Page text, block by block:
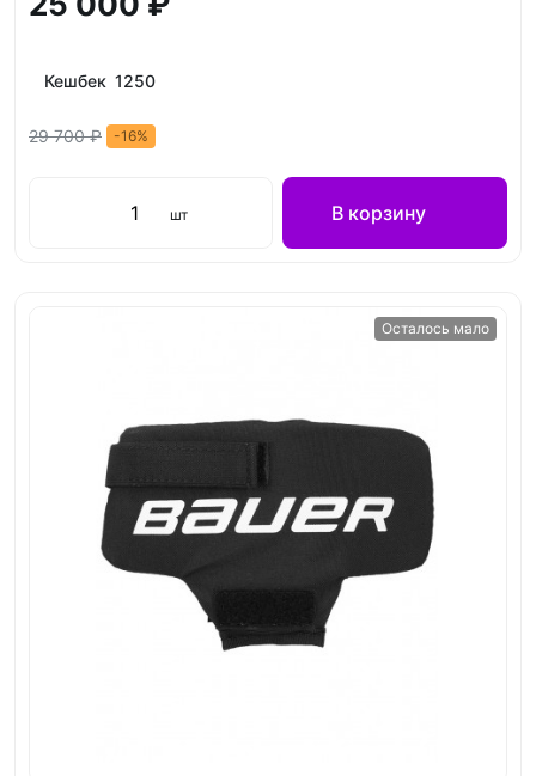
Кешбек 1250
29 700 ₽ -16%
шт В корзину
Осталось мало